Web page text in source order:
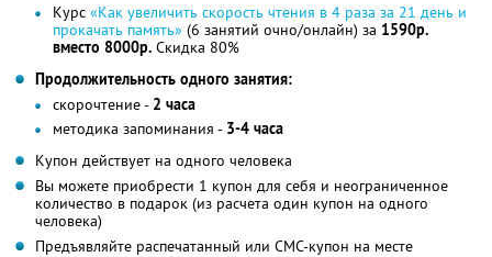
Курс «Как увеличить скорость чтения в 4 раза за 21 день и
прокачать память» (6 занятий очно/онлайн) за 1590р.
вместо 8000р. Скидка 80%
Продолжительность одного занятия:
скорочтение - 2 часа
методика запоминания - 3-4 часа
Купон действует на одного человека
Вы можете приобрести 1 купон для себя и неограниченное
количество в подарок (из расчета один купон на одного
человека)
Предъявляйте распечатанный или СМС-купон на месте